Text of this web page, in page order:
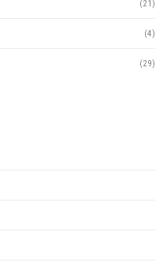
(21)
(4)
(29)